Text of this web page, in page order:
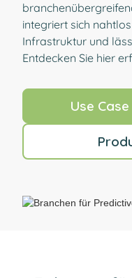
integriert sich
Infrastruktur und
Entdecken Sie hier
Use